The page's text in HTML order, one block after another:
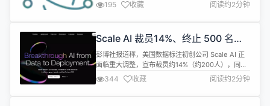
用。Electron 兼容 Mac、Windows 和 Linux，可
以构建出三个平台的应用程序。 Electron v37.2.3
195 收藏 阅读约2分钟
Scale AI 裁员14%、终止 500 名承
包商
彭博社报道称，美国数据标注初创公司 Scale AI 正
面临重大调整，宣布裁员约14%（约200人），同时
终止与 500名全球承包商的合作。 此次调整正值高
层人事巨变之后——上月，Meta 以 143亿美元 的估
值聘请了 Scale AI 原首席执行官亚历山大·王
344 收藏 阅读约2分钟